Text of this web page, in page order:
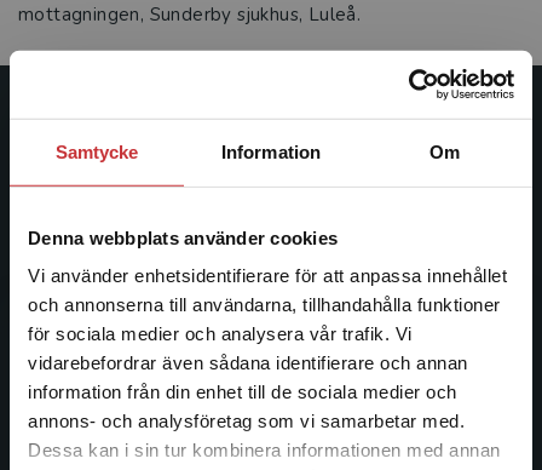
Samtycke Information Om
Denna webbplats använder cookies
Vi använder enhetsidentifierare för att anpassa innehållet
och annonserna till användarna, tillhandahålla funktioner
för sociala medier och analysera vår trafik. Vi
vidarebefordrar även sådana identifierare och annan
information från din enhet till de sociala medier och
annons- och analysföretag som vi samarbetar med.
Dessa kan i sin tur kombinera informationen med annan
Begränsad fraktregion
mottagningen, Sunderby sjukhus, Luleå.
Studentlitteratur
Studentlitteratur grundades 1963 och är idag Sveriges
facklitteratur, utbildningar och digitala
informationstjänster i utbudet, finns Studentlitteratur med
längs hela kunskapsresan.
Kontakta oss
Kontakta oss